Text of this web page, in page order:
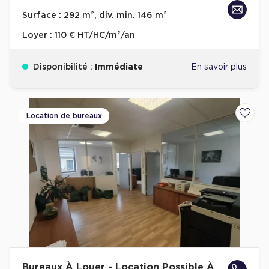
Achat de Bureaux à Rennes
Collections de Bureaux
Immeuble de bureaux avec services
Location bureaux Bellecour - Cordeliers (Lyon)
Haussmanniens
Location d'Entrepôts / Activités
Location d'Entrepôts / Activités à Aix-en-Provence
Location d'Entrepôts / Activités à Saint-Priest
Surface : 292 m², div. min. 146 m²
Loyer : 110 € HT/HC/m²/an
Disponibilité : Immédiate En savoir plus
Location de bureaux